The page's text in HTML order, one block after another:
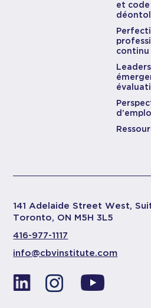
et code
continu
Leaders
141 Adelaide Street West,
Toronto, ON M5H 3L5
416-977-1117
info@cbvinstitute.com